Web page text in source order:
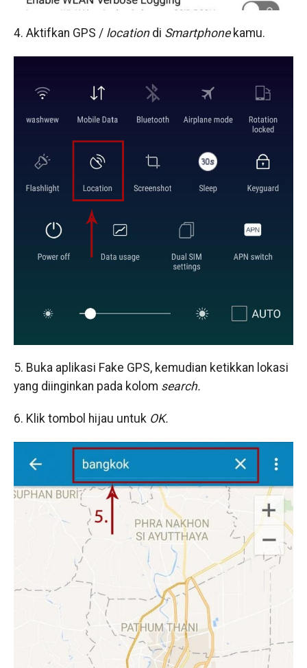
4. Aktifkan GPS / locationdi Smartphonekamu.
5. Buka aplikasi Fake GPS, kemudian ketikkan lokasi
yang diinginkan pada kolom search.
6. Klik tombol hijau untuk OK.